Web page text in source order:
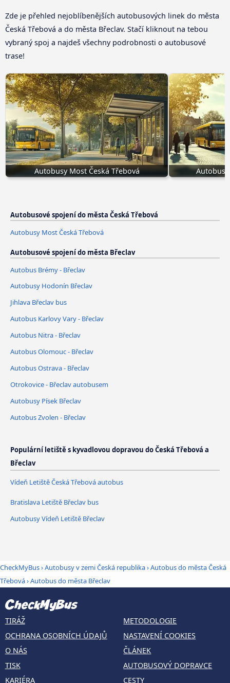
Zde je přehled nejoblíbenějších autobusových linek do města
Česká Třebová a do města Břeclav. Stačí kliknout na tebou
vybraný spoj a najdeš všechny podrobnosti o autobusové
trase!
Autobusy Most Česká Třebová Autobus
Autobusové spojení do města Česká Třebová
Autobusy Most Česká Třebová
Autobusové spojení do města Břeclav
Autobus Brémy - Břeclav
Autobusy Hodonín Břeclav
Jihlava Břeclav bus
Autobus Karlovy Vary - Břeclav
Autobus Nitra - Břeclav
Autobus Olomouc - Břeclav
Autobus Ostrava - Břeclav
Otrokovice - Břeclav autobusem
Autobusy Písek Břeclav
Autobus Zvolen - Břeclav
Populární letiště s kyvadlovou dopravou do Česká Třebová a
Břeclav
Vídeň Letiště Česká Třebová autobus
Bratislava Letiště Břeclav bus
Autobusy Vídeň Letiště Břeclav
CheckMyBus›Autobusy v zemi Česká republika›Autobus do města Česká
Třebová›Autobus do města Břeclav
TIRÁŽ
OCHRANA OSOBNÍCH ÚDAJŮ
O NÁS
TISK
KARIÉRA
METODOLOGIE
NASTAVENÍ COOKIES
ČLÁNEK
AUTOBUSOVÝ DOPRAVCE
CESTY